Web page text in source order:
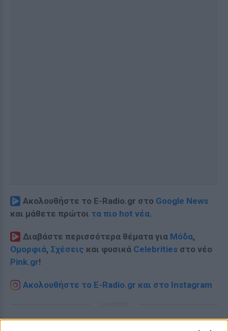
Ακολουθήστε το E-Radio.gr στο Google News
και μάθετε πρώτοι τα πιο hot νέα.
Διαβάστε περισσότερα θέματα για Μόδα,
Ομορφιά, Σχέσεις και φυσικά Celebrities στο νέο
Pink.gr!
Ακολουθήστε το E-Radio.gr και στο Instagram